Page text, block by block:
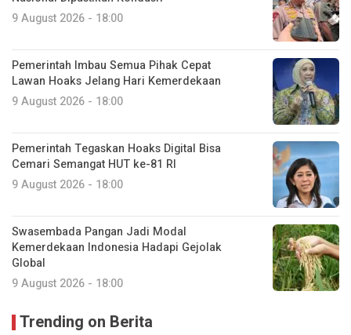
9 August 2026 - 18:00
Pemerintah Imbau Semua Pihak Cepat
Lawan Hoaks Jelang Hari Kemerdekaan
9 August 2026 - 18:00
Pemerintah Tegaskan Hoaks Digital Bisa
Cemari Semangat HUT ke-81 RI
9 August 2026 - 18:00
Swasembada Pangan Jadi Modal
Kemerdekaan Indonesia Hadapi Gejolak
Global
9 August 2026 - 18:00
Trending on Berita